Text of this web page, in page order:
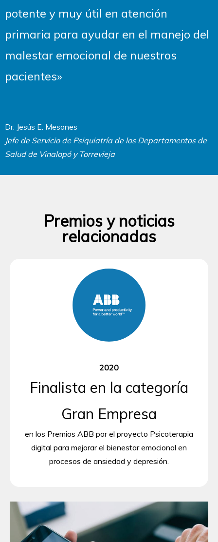
potente y muy útil en atención
primaria para ayudar en el manejo del
malestar emocional de nuestros
pacientes»
Dr. Jesús E. Mesones
Jefe de Servicio de Psiquiatría de los Departamentos de
Salud de Vinalopó y Torrevieja
Premios y noticias
relacionadas
2020
Finalista en la categoría
Gran Empresa
en los Premios ABB por el proyecto Psicoterapia
digital para mejorar el bienestar emocional en
procesos de ansiedad y depresión.